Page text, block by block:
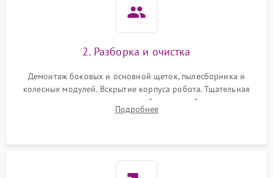
2. Разборка и очистка
Демонтаж боковых и основной щеток, пылесборника и
колесных модулей. Вскрытие корпуса робота. Тщательная
очистка внутренних полостей, шестерней и плат от
скопившейся пыли, волос и шерсти животных с
Подробнее